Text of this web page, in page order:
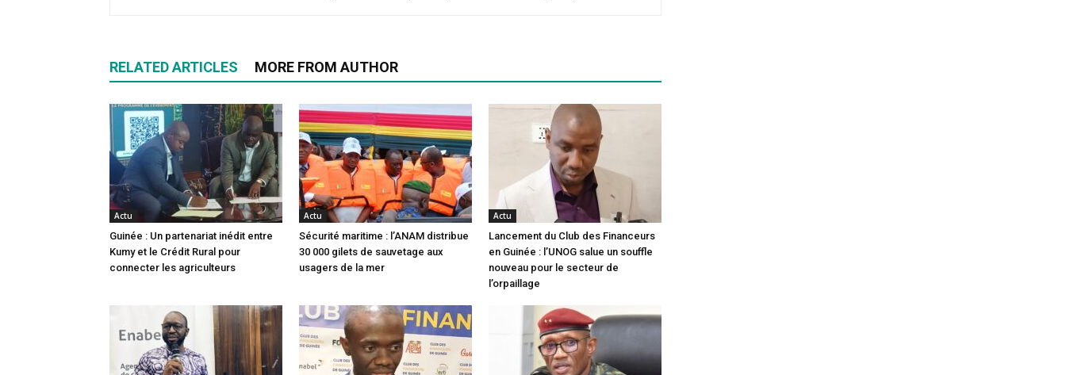
RELATED ARTICLES MORE FROM AUTHOR
Actu
Guinée : Un partenariat inédit entre
Kumy et le Crédit Rural pour
connecter les agriculteurs
Actu
Sécurité maritime : l’ANAM distribue
30 000 gilets de sauvetage aux
usagers de la mer
Actu
Lancement du Club des Financeurs
en Guinée : l’UNOG salue un souffle
nouveau pour le secteur de
l’orpaillage